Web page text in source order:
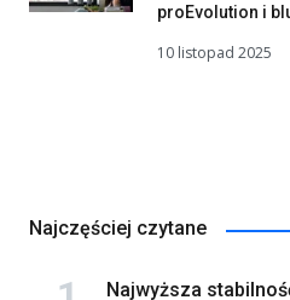
proEvolution i
10 listopad 2025
Najczęściej czytane
Najwyższa